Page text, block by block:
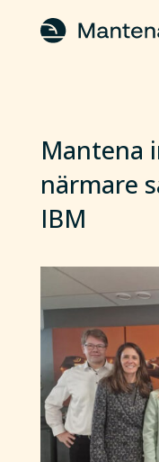
Mantena
närmare
IBM